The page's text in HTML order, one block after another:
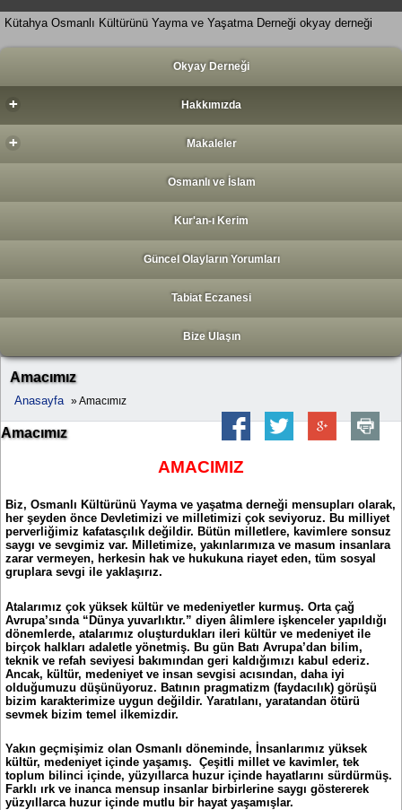
Kütahya Osmanlı Kültürünü Yayma ve Yaşatma Derneği okyay derneği
Okyay Derneği
+ Hakkımızda
+ Makaleler
Osmanlı ve İslam
Kur'an-ı Kerim
Güncel Olayların Yorumları
Tabiat Eczanesi
Bize Ulaşın
Amacımız
Anasayfa » Amacımız
Amacımız
AMACIMIZ
Biz, Osmanlı Kültürünü Yayma ve yaşatma derneği mensupları olarak,
her şeyden önce Devletimizi ve milletimizi çok seviyoruz. Bu milliyet
perverliğimiz kafatasçılık değildir. Bütün milletlere, kavimlere sonsuz
saygı ve sevgimiz var. Milletimize, yakınlarımıza ve masum insanlara
zarar vermeyen, herkesin hak ve hukukuna riayet eden, tüm sosyal
gruplara sevgi ile yaklaşırız.
Atalarımız çok yüksek kültür ve medeniyetler kurmuş. Orta çağ
Avrupa’sında “Dünya yuvarlıktır.” diyen âlimlere işkenceler yapıldığı
dönemlerde, atalarımız oluşturdukları ileri kültür ve medeniyet ile
birçok halkları adaletle yönetmiş. Bu gün Batı Avrupa’dan bilim,
teknik ve refah seviyesi bakımından geri kaldığımızı kabul ederiz.
Ancak, kültür, medeniyet ve insan sevgisi acısından, daha iyi
olduğumuzu düşünüyoruz. Batının pragmatizm (faydacılık) görüşü
bizim karakterimize uygun değildir. Yaratılanı, yaratandan ötürü
sevmek bizim temel ilkemizdir.
Yakın geçmişimiz olan Osmanlı döneminde, İnsanlarımız yüksek
kültür, medeniyet içinde yaşamış. Çeşitli millet ve kavimler, tek
toplum bilinci içinde, yüzyıllarca huzur içinde hayatlarını sürdürmüş.
Farklı ırk ve inanca mensup insanlar birbirlerine saygı göstererek
yüzyıllarca huzur içinde mutlu bir hayat yaşamışlar.